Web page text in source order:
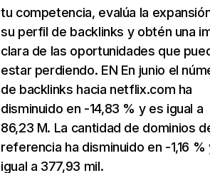
tu competencia, evalúa la
su perfil de backlinks y obtén una
clara de las oportunidades que
estar perdiendo. EN En junio el
de backlinks hacia netflix.com ha
disminuido en -14,83 % y es igual a
86,23 M. La cantidad de dominios
referencia ha disminuido en -1,16 %
igual a 377,93 mil.